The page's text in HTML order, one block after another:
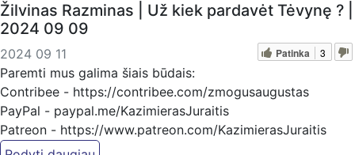
Žilvinas Razminas | Už kiek pardavėt Tėvynę ? |
2024 09 09
2024 09 11 Patinka 3
Paremti mus galima šiais būdais:
Contribee - https://contribee.com/zmogusaugustas
PayPal - paypal.me/KazimierasJuraitis
Patreon - https://www.patreon.com/KazimierasJuraitis
Patreon - https://www.patreon.com/FeniksTV